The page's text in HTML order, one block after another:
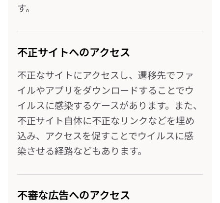
す。
不正サイトへのアクセス
不正なサイトにアクセスし、遷移先でファ
イルやアプリをダウンロードすることでウ
イルスに感染するケースがあります。また、
不正サイト自体に不正なリンクなどを埋め
込み、アクセスを促すことでウイルスに感
染させる経路などもあります。
不審な広告へのアクセス